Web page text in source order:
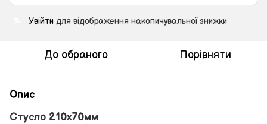
Увійти для відображення накопичувальної знижки
До обраного Порівняти
Опис
Стусло 210х70мм